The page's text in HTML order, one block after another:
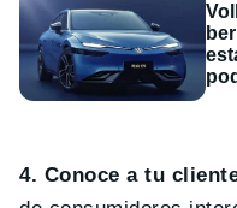
4. Conoce a tu